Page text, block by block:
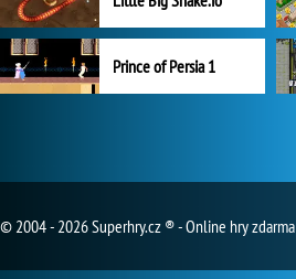
Prince of Persia 1
© 2004 - 2026 Superhry.cz ® - Online hry zdarma